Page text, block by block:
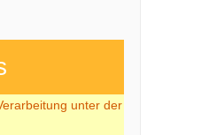
unter der